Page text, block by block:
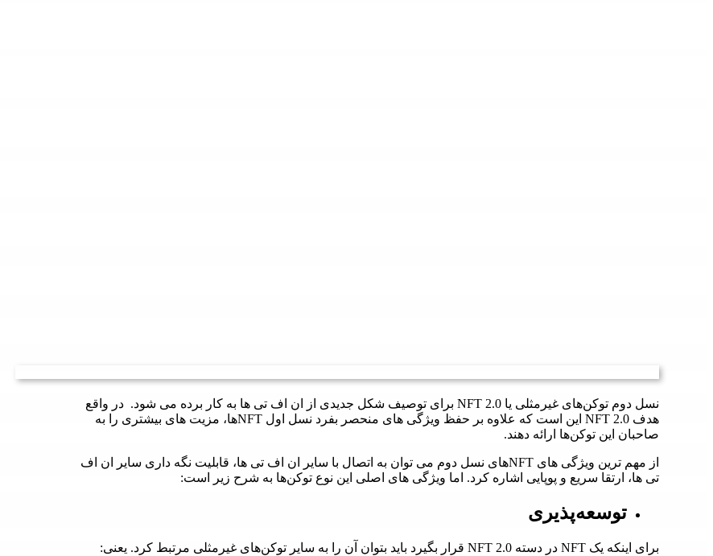
نسل دوم توکن‌های غیرمثلی یا NFT 2.0 برای توصیف شکل جدیدی از ان اف تی ها به کار برده می شود. در واقع
هدف NFT 2.0 این است که علاوه بر حفظ ویژگی های منحصر بفرد نسل اول NFTها، مزیت های بیشتری را به
صاحبان این توکن‌ها ارائه دهند.
از مهم ترین ویژگی های NFTهای نسل دوم می توان به اتصال با سایر ان اف تی ها، قابلیت نگه داری سایر ان اف
تی ها، ارتقا سریع و پوپایی اشاره کرد. اما ویژگی ‌های اصلی این نوع توکن‌ها به شرح زیر است:
توسعه‌پذیری
برای اینکه یک NFT در دسته NFT 2.0 قرار بگیرد باید بتوان آن را به سایر توکن‌های غیرمثلی مرتبط کرد. یعنی: